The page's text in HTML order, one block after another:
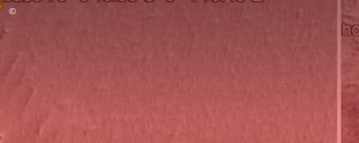
©